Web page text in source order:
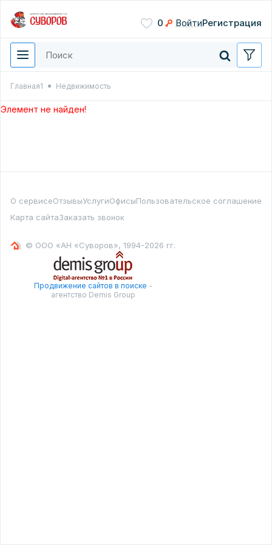
0 ВойтиРегистрация
Главная1 Недвижимость
Элемент не найден!
О сервисеОтзывыУслугиОфисыПользовательское соглашение
Карта сайтаЗаказать звонок
© ООО «АН «Суворов», 1994-2026 гг.
Продвижение сайтов в поиске -
агентство Demis Group
Введите цифры с картинки
Нажимая кнопку, вы даете
согласие на обработку
персональных данных